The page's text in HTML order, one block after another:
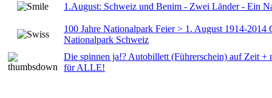
1.August: Schweiz und Benim - Zwei Länder - Ein
100 Jahre Nationalpark Feier > 1. August 1914-2014
Nationalpark Schweiz
Die spinnen ja!? Autobillett (Führerschein) auf Zeit +
für ALLE!